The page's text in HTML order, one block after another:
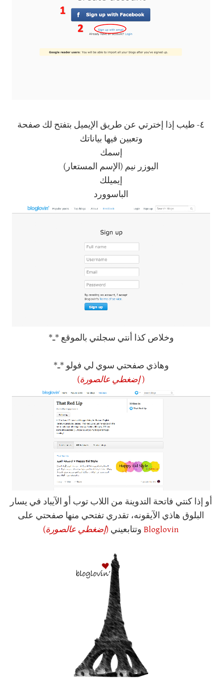
٤- طيب إذا إخترتي عن طريق الإيميل بتفتح لك صفحة
وتعبين فيها بياناتك
إسمك
اليوزر نيم (الإسم المستعار)
إيميلك
الباسوورد
وخلاص كذا أنتي سجلتي بالموقع *ـ*
وهاذي صفحتي سوي لي فولو *ـ*
(إضغطي عالصورة)
أو إذا كنتي فاتحة التدوينة من اللاب توب أو الآيباد في يسار
البلوق هاذي الآيقونه، تقدري تفتحي منها صفحتي على
Bloglovin وتتابعيني (إضغطي عالصورة)